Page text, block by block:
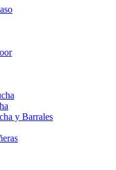
y Barrales